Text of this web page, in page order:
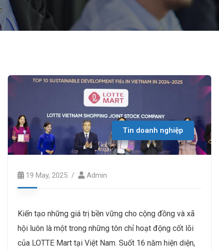
Tin doanh nghiệp
19 May, 2025 Admin
Kiến tạo những giá trị bền vững cho cộng đồng và xã
hội luôn là một trong những tôn chỉ hoạt động cốt lõi
của LOTTE Mart tại Việt Nam. Suốt 16 năm hiện diện,